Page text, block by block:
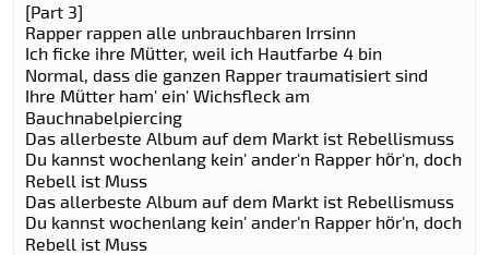
[Part 3]
Rapper rappen alle unbrauchbaren Irrsinn
Ich ficke ihre Mütter, weil ich Hautfarbe 4 bin
Normal, dass die ganzen Rapper traumatisiert sind
Ihre Mütter ham' ein' Wichsfleck am
Bauchnabelpiercing
Das allerbeste Album auf dem Markt ist Rebellismuss
Du kannst wochenlang kein' ander'n Rapper hör'n, doch
Rebell ist Muss
Das allerbeste Album auf dem Markt ist Rebellismuss
Du kannst wochenlang kein' ander'n Rapper hör'n, doch
Rebell ist Muss